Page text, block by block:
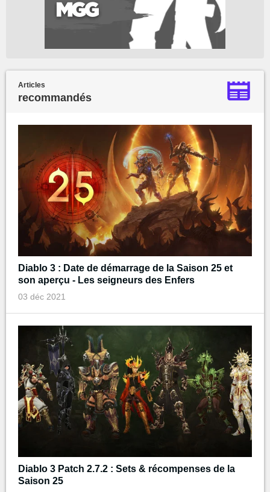
Articles
recommandés
Diablo 3 : Date de démarrage de la Saison 25 et
son aperçu - Les seigneurs des Enfers
03 déc 2021
Diablo 3 Patch 2.7.2 : Sets & récompenses de la
Saison 25